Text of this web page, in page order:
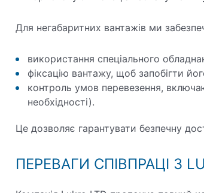
Для негабаритних вантажів ми
використання спеціального
фіксацію вантажу, щоб запобігти
контроль умов перевезення,
необхідності).
Це дозволяє гарантувати безпечну
ПЕРЕВАГИ СПІВПРАЦІ З